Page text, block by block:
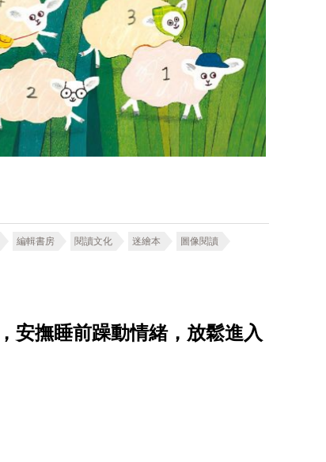
編輯書房 閱讀文化 迷繪本 圖像閱讀
安撫睡前躁動情緒，放鬆進入